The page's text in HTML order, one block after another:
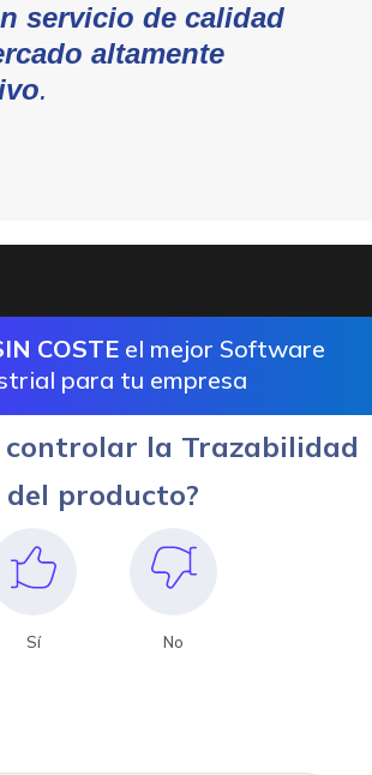
servicio de calidad
altamente
.
COSTE el mejor Software
para tu empresa
controlar la Trazabilidad
del producto?
Sí No